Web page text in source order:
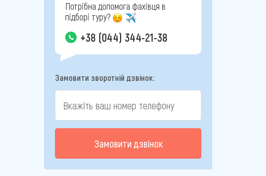
Потрібна допомога фахівця в
підборі туру?
+38 (044) 344-21-38
Замовити зворотній дзвінок:
Замовити дзвінок